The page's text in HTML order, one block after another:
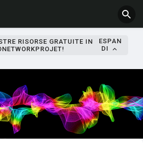
RISORSE GRATUITE IN
ESPAN
DI